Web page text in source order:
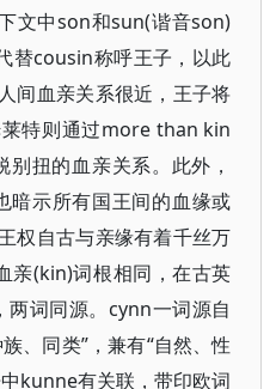
文中son和sun(谐音son)
替cousin称呼王子，以此
间血亲关系很近，王子将
特则通过more than kin
扭的血亲关系。此外，
示所有国王间的血缘或
权自古与亲缘有着千丝万
亲(kin)词根相同，在古英
词同源。cynn一词源自
、同类”，兼有“自然、性
kunne有关联，带印欧词